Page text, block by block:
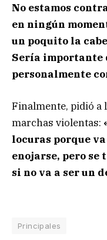
No estamos
en ningún
un poquito la
Sería importante
personalmente
Finalmente, pidió a
marchas violentas:
locuras porque
enojarse, pero se
si no va a ser un
Principales